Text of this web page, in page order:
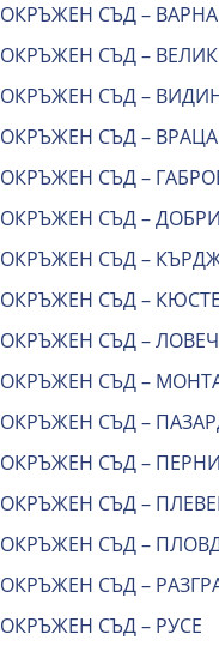
ОКРЪЖЕН СЪД – ВАРНА
ОКРЪЖЕН СЪД –
ОКРЪЖЕН СЪД –
ОКРЪЖЕН СЪД – ВРАЦА
ОКРЪЖЕН СЪД –
ОКРЪЖЕН СЪД –
ОКРЪЖЕН СЪД –
ОКРЪЖЕН СЪД –
ОКРЪЖЕН СЪД – ЛОВЕЧ
ОКРЪЖЕН СЪД –
ОКРЪЖЕН СЪД –
ОКРЪЖЕН СЪД –
ОКРЪЖЕН СЪД –
ОКРЪЖЕН СЪД –
ОКРЪЖЕН СЪД –
ОКРЪЖЕН СЪД – РУСЕ